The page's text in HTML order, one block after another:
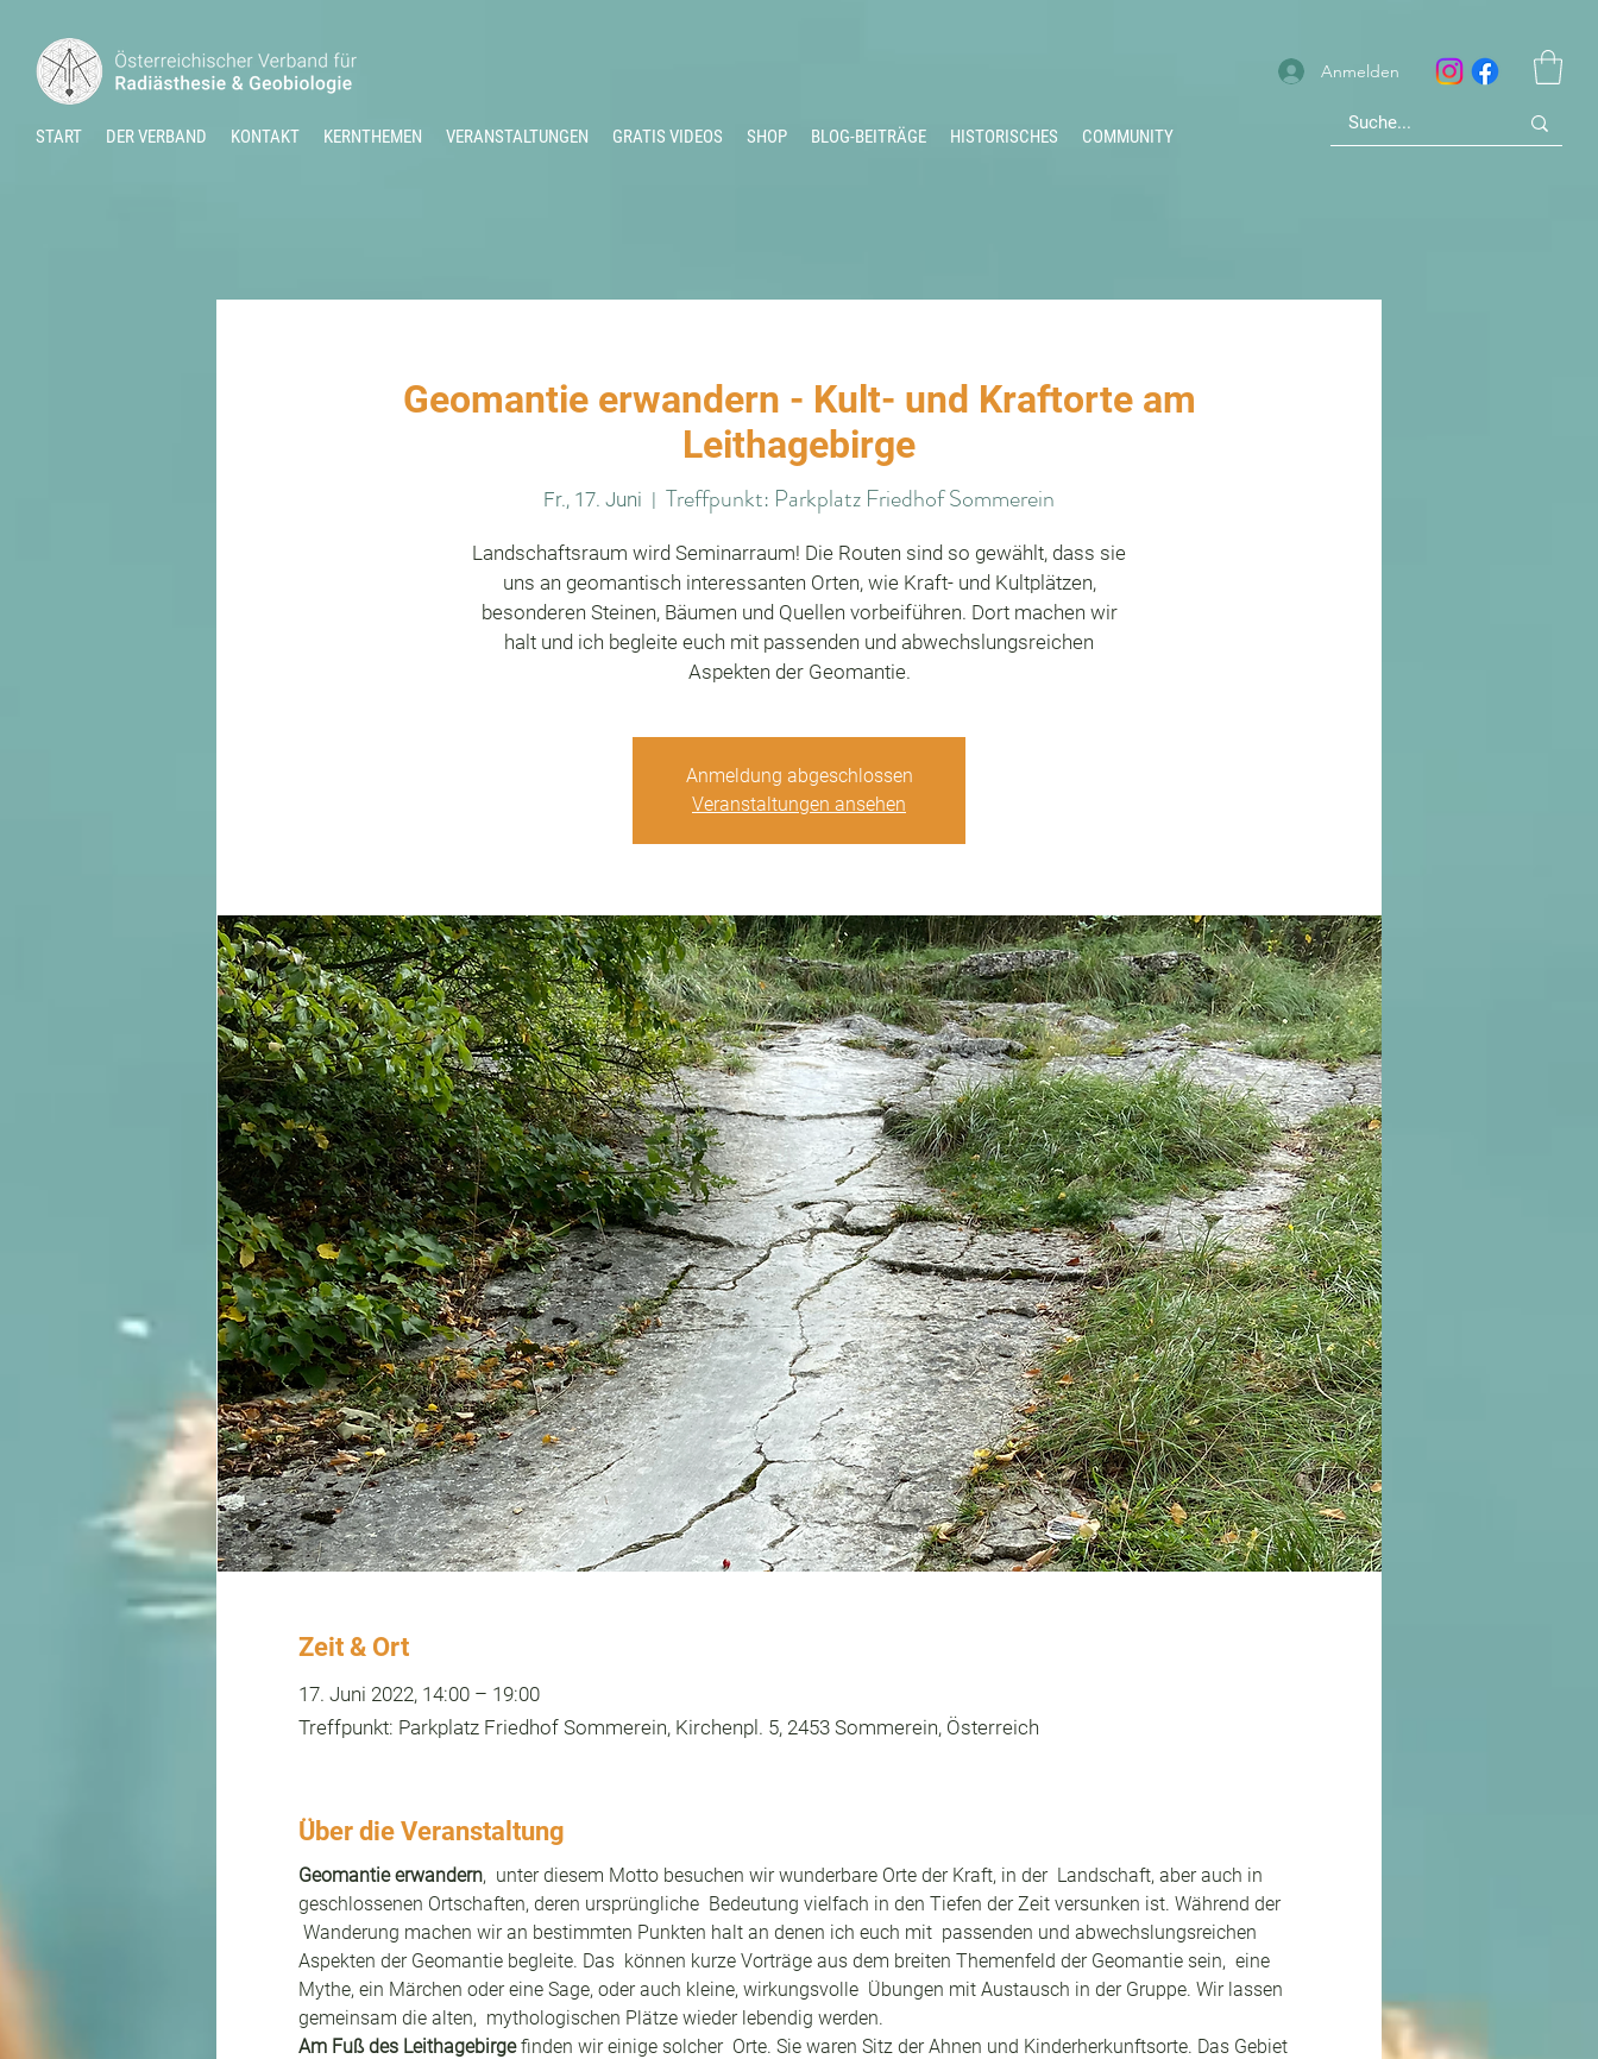
START DER VERBAND KONTAKT KERNTHEMEN VERANSTALTUNGEN GRATIS VIDEOS SHOP BLOG-BEITRÄGE HISTORISCHES COMMUNITY
Anmelden
Geomantie erwandern - Kult- und Kraftorte am
Leithagebirge
Fr., 17. Juni
  |
Treffpunkt: Parkplatz Friedhof Sommerein
Landschaftsraum wird Seminarraum! Die Routen sind so gewählt, dass sie
uns an geomantisch interessanten Orten, wie Kraft- und Kultplätzen,
besonderen Steinen, Bäumen und Quellen vorbeiführen. Dort machen wir
halt und ich begleite euch mit passenden und abwechslungsreichen
Aspekten der Geomantie.
Anmeldung abgeschlossen
Veranstaltungen ansehen
Zeit & Ort
17. Juni 2022, 14:00 – 19:00
Treffpunkt: Parkplatz Friedhof Sommerein, Kirchenpl. 5, 2453 Sommerein, Österreich
Über die Veranstaltung
Geomantie erwandern,  unter diesem Motto besuchen wir wunderbare Orte der Kraft, in der  Landschaft, aber auch in
geschlossenen Ortschaften, deren ursprüngliche  Bedeutung vielfach in den Tiefen der Zeit versunken ist. Während der
Wanderung machen wir an bestimmten Punkten halt an denen ich euch mit  passenden und abwechslungsreichen
Aspekten der Geomantie begleite. Das  können kurze Vorträge aus dem breiten Themenfeld der Geomantie sein,  eine
Mythe, ein Märchen oder eine Sage, oder auch kleine, wirkungsvolle  Übungen mit Austausch in der Gruppe. Wir lassen
gemeinsam die alten,  mythologischen Plätze wieder lebendig werden.
Am Fuß des Leithagebirge finden wir einige solcher  Orte. Sie waren Sitz der Ahnen und Kinderherkunftsorte. Das Gebiet